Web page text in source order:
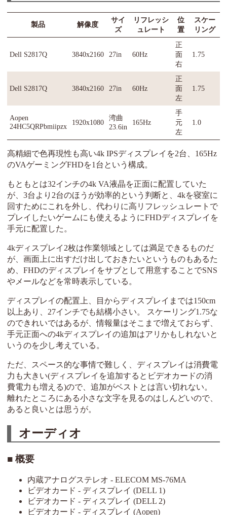
製品 解像度
サイ
ズ
リフレッシ
ュレート
位
置
スケー
リング
Dell S2817Q 3840x2160 27in 60Hz
正
面
右
1.75
Dell S2817Q 3840x2160 27in 60Hz
正
面
左
1.75
Aopen
24HC5QRPbmiipzx
1920x1080
湾曲
23.6in
165Hz
手
元
左
1.0
高精細で色再現性も高い4k IPSディスプレイを2台、165Hz
のVAゲーミングFHDを1台という構成。
もともとは32インチの4k VA液晶を正面に配置していた
が、3台より2台のほうが効率的という判断と、4kを寝室に
回すためにこれを外し、代わりに高リフレッシュレートで
プレイしたいゲームにも使えるようにFHDディスプレイを
手元に配置した。
4kディスプレイ2枚は作業領域としては満足できるものだ
が、画面上に出すだけ出しておきたいというものもあるた
め、FHDのディスプレイをサブとして用意することでSNS
やメールなどを常時表示している。
ディスプレイの配置上、目からディスプレイまでは150cm
以上あり、27インチでも結構小さい。 スケーリング1.75な
のできれいではあるが、情報量はそこまで増えておらず、
手元正面への4kディスプレイの追加はアリかもしれないと
いうのを少し考えている。
ただ、スペース的な事情で難しく、ディスプレイは消費電
力も大きい(ディスプレイを追加するとビデオカードの消
費電力も増える)ので、追加がベストとは言い切れない。
離れたところにある小さな文字を見るのはしんどいので、
あると良いとは思うが。
オーディオ
概要
内蔵アナログステレオ - ELECOM MS-76MA
ビデオカード - ディスプレイ (DELL 1)
ビデオカード - ディスプレイ (DELL 2)
ビデオカード - ディスプレイ (Aopen)